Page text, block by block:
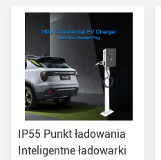
IP55 Punkt ładowania
Inteligentne ładowarki